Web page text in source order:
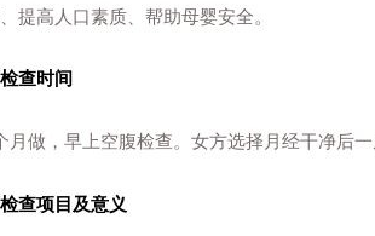
高人口素质、帮助母婴安全。
查时间
，早上空腹检查。女方选择月经干净后一
项目及意义